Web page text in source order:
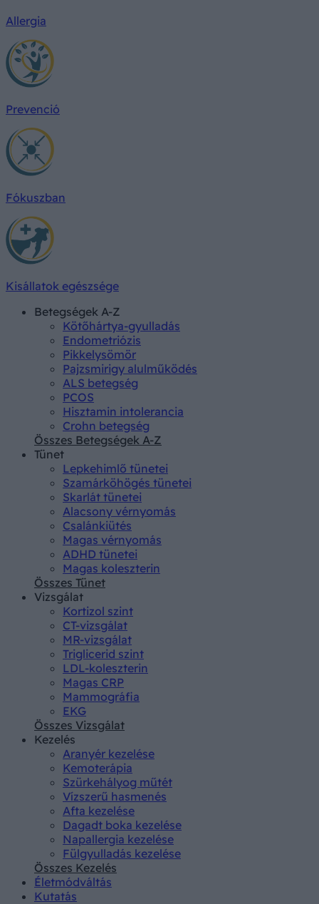
Allergia
Prevenció
Fókuszban
Kisállatok egészsége
Betegségek A-Z
Kötőhártya-gyulladás
Endometriózis
Pikkelysömör
Pajzsmirigy alulműködés
ALS betegség
PCOS
Hisztamin intolerancia
Crohn betegség
Összes Betegségek A-Z
Tünet
Lepkehimlő tünetei
Szamárköhögés tünetei
Skarlát tünetei
Alacsony vérnyomás
Csalánkiütés
Magas vérnyomás
ADHD tünetei
Magas koleszterin
Összes Tünet
Vizsgálat
Kortizol szint
CT-vizsgálat
MR-vizsgálat
Triglicerid szint
LDL-koleszterin
Magas CRP
Mammográfia
EKG
Összes Vizsgálat
Kezelés
Aranyér kezelése
Kemoterápia
Szürkehályog műtét
Vízszerű hasmenés
Afta kezelése
Dagadt boka kezelése
Napallergia kezelése
Fülgyulladás kezelése
Összes Kezelés
Életmódváltás
Kutatás